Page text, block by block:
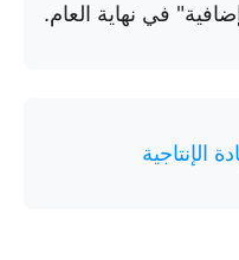
في نهاية العام.
الإنتاجية